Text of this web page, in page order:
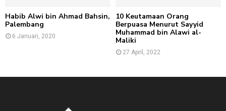
Habib Alwi bin Ahmad Bahsin,
Palembang
6 Januari, 2020
10 Keutamaan Orang
Berpuasa Menurut Sayyid
Muhammad bin Alawi al-
Maliki
27 April, 2022